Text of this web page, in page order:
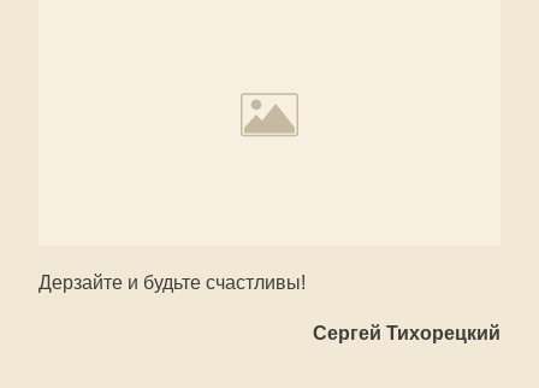
Дерзайте и будьте счастливы!
Сергей Тихорецкий